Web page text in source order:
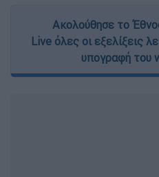
Ακολούθησε το
Live όλες οι εξελίξεις
υπογραφή του